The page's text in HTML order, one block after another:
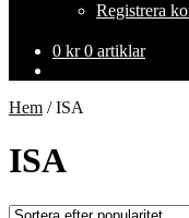
Registrera
0 kr 0 artiklar
Hem /ISA
ISA